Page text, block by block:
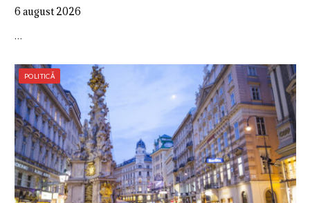
6 august 2026
…
POLITICĂ